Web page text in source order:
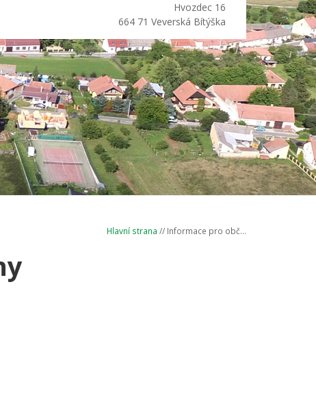
Hvozdec 16
664 71 Veverská Bítýška
Hlavní strana // Informace pro obč...